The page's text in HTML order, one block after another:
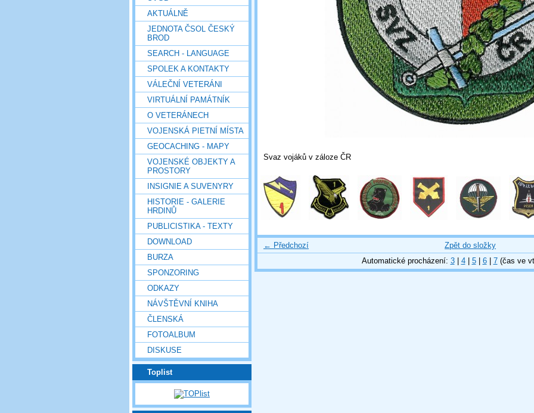
AKTUÁLNĚ
JEDNOTA ČSOL ČESKÝ
BROD
SEARCH - LANGUAGE
SPOLEK A KONTAKTY
VÁLEČNÍ VETERÁNI
VIRTUÁLNÍ PAMÁTNÍK
O VETERÁNECH
VOJENSKÁ PIETNÍ MÍSTA
GEOCACHING - MAPY
VOJENSKÉ OBJEKTY A
PROSTORY
INSIGNIE A SUVENYRY
HISTORIE - GALERIE
HRDINŮ
PUBLICISTIKA - TEXTY
DOWNLOAD
BURZA
SPONZORING
ODKAZY
NÁVŠTĚVNÍ KNIHA
ČLENSKÁ
FOTOALBUM
DISKUSE
Toplist
Svaz vojáků v záloze ČR
← Předchozí
Zpět do složky
Automatické procházení: 3| 4| 5| 6| 7(čas ve